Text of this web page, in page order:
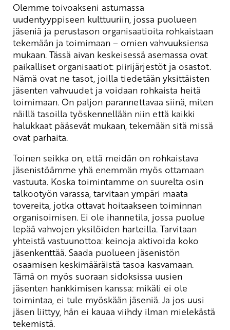
Olemme toivoakseni astumassa
uudentyyppiseen kulttuuriin, jossa puolueen
jäseniä ja perustason organisaatioita rohkaistaan
tekemään ja toimimaan – omien vahvuuksiensa
mukaan. Tässä aivan keskeisessä asemassa ovat
paikalliset organisaatiot: piirijärjestöt ja osastot.
Nämä ovat ne tasot, joilla tiedetään yksittäisten
jäsenten vahvuudet ja voidaan rohkaista heitä
toimimaan. On paljon parannettavaa siinä, miten
näillä tasoilla työskennellään niin että kaikki
halukkaat pääsevät mukaan, tekemään sitä missä
ovat parhaita.
Toinen seikka on, että meidän on rohkaistava
jäsenistöämme yhä enemmän myös ottamaan
vastuuta. Koska toimintamme on suurelta osin
talkootyön varassa, tarvitaan ympäri maata
tovereita, jotka ottavat hoitaakseen toiminnan
organisoimisen. Ei ole ihannetila, jossa puolue
lepää vahvojen yksilöiden harteilla. Tarvitaan
yhteistä vastuunottoa: keinoja aktivoida koko
jäsenkenttää. Saada puolueen jäsenistön
osaamisen keskimääräistä tasoa kasvamaan.
Tämä on myös suoraan sidoksissa uusien
jäsenten hankkimisen kanssa: mikäli ei ole
toimintaa, ei tule myöskään jäseniä. Ja jos uusi
jäsen liittyy, hän ei kauaa viihdy ilman mielekästä
tekemistä.